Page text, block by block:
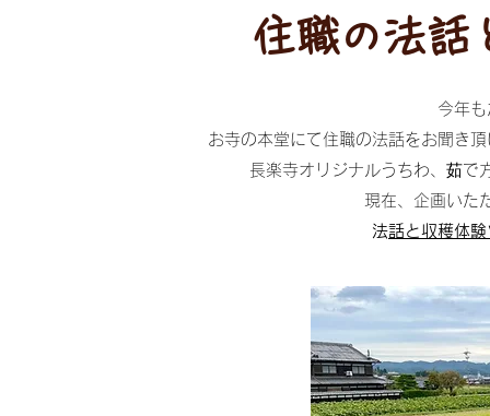
住職の法話
今年
お寺の本堂にて住職の法話をお聞き
長楽寺オリジナルうちわ、茹で
現在、企画いた
​法話と収穫体